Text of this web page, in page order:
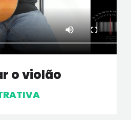
o violão